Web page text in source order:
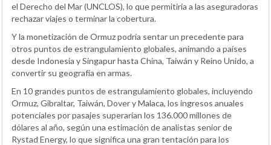
el Derecho del Mar (UNCLOS), lo que permitiría a las aseguradoras
rechazar viajes o terminar la cobertura.
Y la monetización de Ormuz podría sentar un precedente para
otros puntos de estrangulamiento globales, animando a países
desde Indonesia y Singapur hasta China, Taiwán y Reino Unido, a
convertir su geografía en armas.
En 10 grandes puntos de estrangulamiento globales, incluyendo
Ormuz, Gibraltar, Taiwán, Dover y Malaca, los ingresos anuales
potenciales por pasajes superarían los 136.000 millones de
dólares al año, según una estimación de analistas senior de
Rystad Energy, lo que significa una gran tentación para los